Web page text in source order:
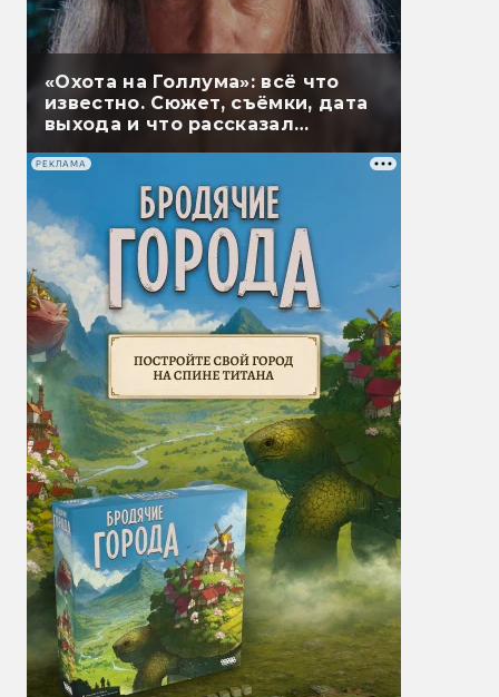
«Охота на Голлума»: всё что
известно. Сюжет, съёмки, дата
выхода и что рассказал
РЕКЛАМА